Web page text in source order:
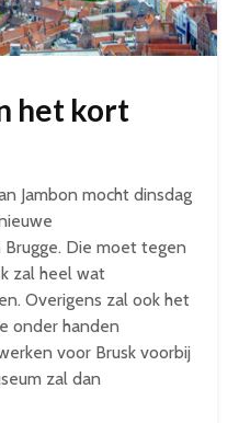
het kort
Jambon mocht dinsdag
Die moet tegen
zal heel wat
Overigens zal ook het
onder handen
voor Brusk voorbij
zal dan